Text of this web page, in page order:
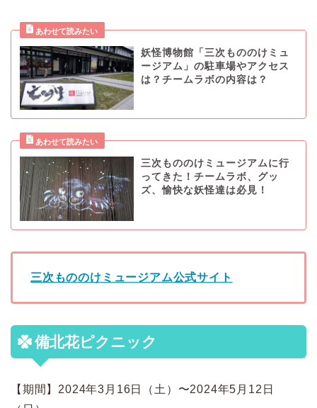
妖怪博物館「三次もののけミュ
ージアム」の駐車場やアクセス
は？チームラボの内容は？
三次もののけミュージアムに行
ってきた！チームラボ、グッ
ズ、愉快な妖怪達は必見！
三次もののけミュージアム公式サイト
備北花ピクニック
【期間】2024年3月16日（土）〜2024年5月12日